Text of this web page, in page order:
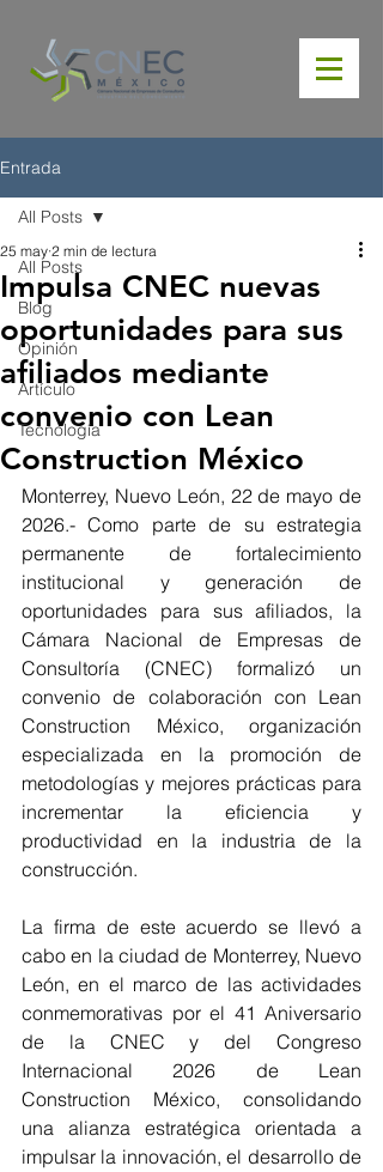
Entrada
All Posts
Blog
Opinión
Artículo
Tecnología
All Posts
Impulsa CNEC nuevas
oportunidades para sus
afiliados mediante
convenio con Lean
Construction México
25 may 2 min de lectura
Monterrey, Nuevo León, 22 de mayo de
2026.- Como parte de su estrategia
permanente de fortalecimiento
institucional y generación de
oportunidades para sus afiliados, la
Cámara Nacional de Empresas de
Consultoría (CNEC) formalizó un
convenio de colaboración con Lean
Construction México, organización
especializada en la promoción de
metodologías y mejores prácticas para
incrementar la eficiencia y
productividad en la industria de la
construcción.
La firma de este acuerdo se llevó a
cabo en la ciudad de Monterrey, Nuevo
León, en el marco de las actividades
conmemorativas por el 41 Aniversario
de la CNEC y del Congreso
Internacional 2026 de Lean
Construction México, consolidando
una alianza estratégica orientada a
impulsar la innovación, el desarrollo de